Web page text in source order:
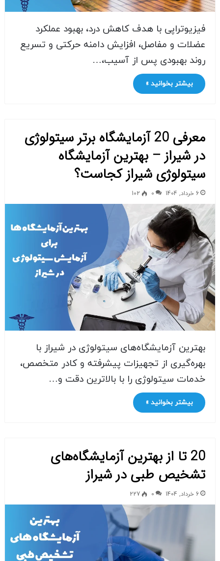
فیزیوتراپی با هدف کاهش درد، بهبود عملکرد
عضلات و مفاصل، افزایش دامنه حرکتی و تسریع
روند بهبودی پس از آسیب،…
بیشتر بخوانید »
معرفی 20 آزمایشگاه برتر سیتولوژی
در شیراز – بهترین آزمایشگاه‌
سیتولوژی شیراز کجاست؟
6 خرداد, 1404 0
102
بهترین آزمایشگاه‌های سیتولوژی در شیراز با
بهره‌گیری از تجهیزات پیشرفته و کادر متخصص،
خدمات سیتولوژی را با بالاترین دقت و…
بیشتر بخوانید »
20 تا از بهترین آزمایشگاه‌های
تشخیص طبی در شیراز
6 خرداد, 1404 0
227